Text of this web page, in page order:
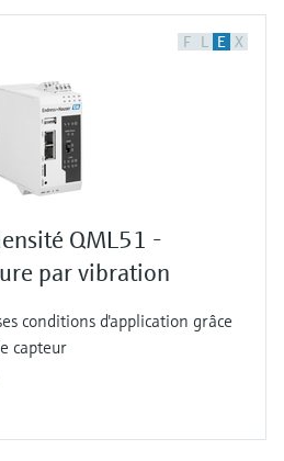
F L E X
QML51 -
par vibration
conditions d'application grâce
capteur